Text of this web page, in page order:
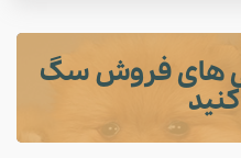
های فروش سگ